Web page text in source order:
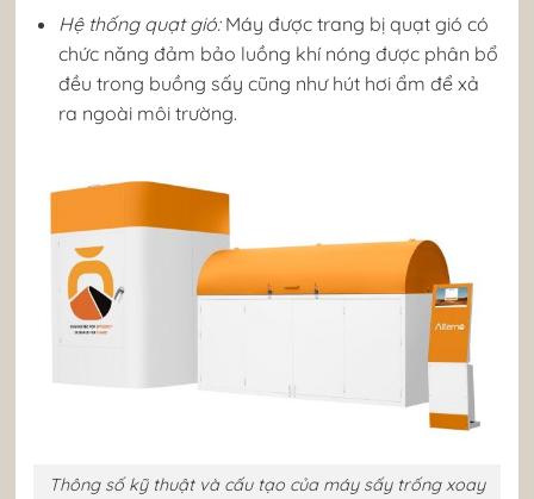
Hệ thống quạt gió: Máy được trang bị quạt gió có
chức năng đảm bảo luồng khí nóng được phân bổ
đều trong buồng sấy cũng như hút hơi ẩm để xả
ra ngoài môi trường.
Thông số kỹ thuật và cấu tạo của máy sấy trống xoay